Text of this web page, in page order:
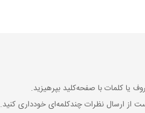
از ارسال نظرات چندکلمه‌‌ای خودداری کنید.